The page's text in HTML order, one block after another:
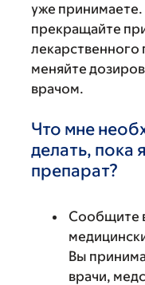
уже принимаете.
прекращайте
лекарственного
меняйте
врачом.
Что мне
делать, пока
препарат?
Сообщите
Вы
врачи,